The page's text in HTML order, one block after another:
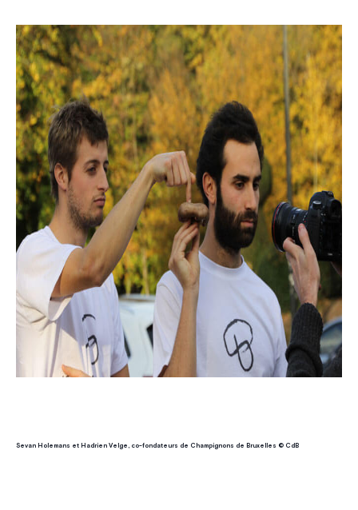
Sevan Holemans et Hadrien Velge, co-fondateurs de Champignons de Bruxelles © CdB